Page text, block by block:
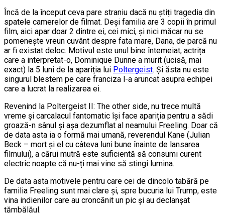
Încă de la început ceva pare straniu dacă nu știți tragedia din
spatele camerelor de filmat. Deși familia are 3 copii în primul
film, aici apar doar 2 dintre ei, cei mici, și nici măcar nu se
pomenește vreun cuvânt despre fata mare, Dana, de parcă nu
ar fi existat deloc. Motivul este unul bine întemeiat, actrița
care a interpretat-o, Dominique Dunne a murit (ucisă, mai
exact) la 5 luni de la apariția lui Poltergeist. Și ăsta nu este
singurul blestem pe care franciza l-a aruncat asupra echipei
care a lucrat la realizarea ei.
Revenind la Poltergeist II: The other side, nu trece multă
vreme și carcalacul fantomatic își face apariția pentru a sădi
groază-n sânul și așa dezumflat al neamului Freeling. Doar că
de data asta ia o formă mai umană, reverendul Kane (Julian
Beck – mort și el cu câteva luni bune înainte de lansarea
filmului), a cărui mutră este suficientă să consumi curent
electric noapte că nu-ți mai vine să stingi lumina.
De data asta motivele pentru care cei de dincolo tabără pe
familia Freeling sunt mai clare și, spre bucuria lui Trump, este
vina indienilor care au croncănit un pic și au declanșat
tămbălăul.